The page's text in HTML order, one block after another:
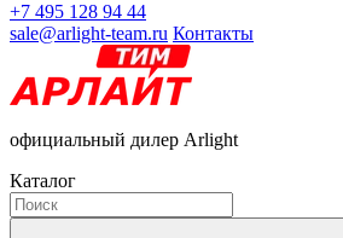
+7 495 128 94 44
sale@arlight-team.ru Контакты
официальный дилер Arlight
Каталог